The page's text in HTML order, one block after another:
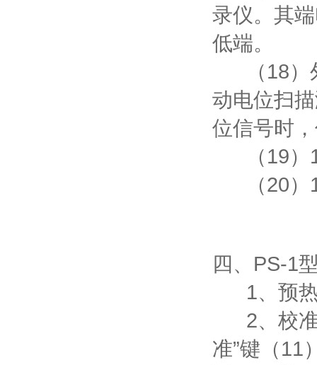
录仪。其
低端。
（18）
动电位扫
位信号时
（19）
（20）
四、PS-1
1、预热
2、校准
准”键（11